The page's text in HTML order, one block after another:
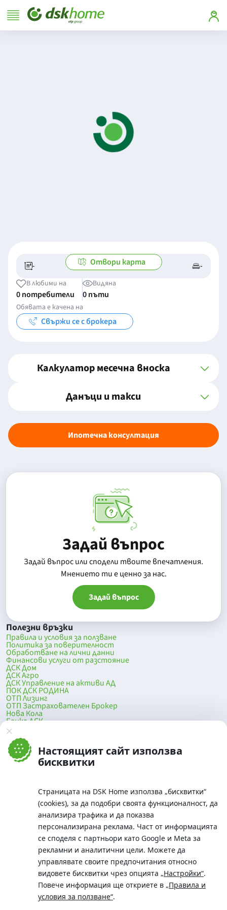
Настоящият сайт използва
бисквитки
Страницата на DSK Home използва „бисквитки“
(cookies), за да подобри своята функционалност, да
анализира трафика и да показва
персонализирана реклама. Част от информацията
се споделя с партньори като Google и Meta за
рекламни и аналитични цели. Можете да
управлявате своите предпочитания относно
видовете бисквитки чрез опцията „Настройки“.
Повече информация ще откриете в „Правила и
условия за ползване“.
- -/- -
Отвори карта
В любими на
0 потребители
Видяна
0 пъти
Обявата е качена на
Свържи се с брокера
Калкулатор месечна вноска
Данъци и такси
Ипотечна консултация
Задай въпрос
Задай въпрос или сподели твоите впечатления.
Mнението ти е ценно за нас.
Задай въпрос
Полезни връзки
Правила и условия за ползване
Политика за поверителност
Обработване на лични данни
Финансови услуги от разстояние
ДСК Дом
ДСК Агро
ДСК Управление на активи АД
ПОК ДСК РОДИНА
ОТП Лизинг
ОТП Застрахователен Брокер
Нова Кола
Банка ДСК
DSK Mobile
Оферти за продажба от Банка ДСК
Клонова мрежа и банкомати
До началото на страницата
Телефон:
0700 10 375 / *2375
Московска No.19 / ул. Г. Бенковски No. 5, София 1036
SWIFT/BIC: